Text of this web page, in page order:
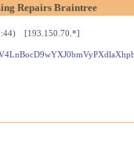
Repairs Braintree
[193.150.70.*]